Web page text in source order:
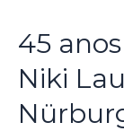
45
Niki